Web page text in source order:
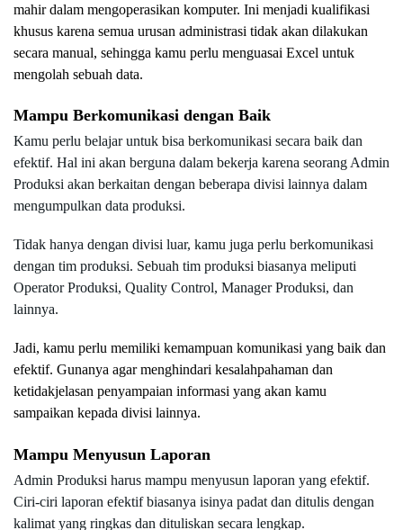
mahir dalam mengoperasikan komputer. Ini menjadi kualifikasi
khusus karena semua urusan administrasi tidak akan dilakukan
secara manual, sehingga kamu perlu menguasai Excel untuk
mengolah sebuah data.
Mampu Berkomunikasi dengan Baik
Kamu perlu belajar untuk bisa berkomunikasi secara baik dan
efektif. Hal ini akan berguna dalam bekerja karena seorang Admin
Produksi akan berkaitan dengan beberapa divisi lainnya dalam
mengumpulkan data produksi.
Tidak hanya dengan divisi luar, kamu juga perlu berkomunikasi
dengan tim produksi. Sebuah tim produksi biasanya meliputi
Operator Produksi, Quality Control, Manager Produksi, dan
lainnya.
Jadi, kamu perlu memiliki kemampuan komunikasi yang baik dan
efektif. Gunanya agar menghindari kesalahpahaman dan
ketidakjelasan penyampaian informasi yang akan kamu
sampaikan kepada divisi lainnya.
Mampu Menyusun Laporan
Admin Produksi harus mampu menyusun laporan yang efektif.
Ciri-ciri laporan efektif biasanya isinya padat dan ditulis dengan
kalimat yang ringkas dan dituliskan secara lengkap.